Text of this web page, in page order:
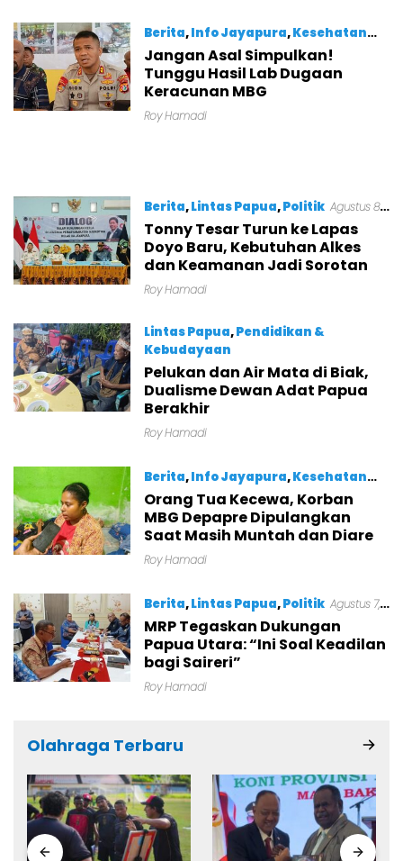
Berita,Info Jayapura,Kesehatan
Agustus 8, 2026
Jangan Asal Simpulkan!
Tunggu Hasil Lab Dugaan
Keracunan MBG
Roy Hamadi
Berita,Lintas Papua,Politik Agustus 8,
2026
Tonny Tesar Turun ke Lapas
Doyo Baru, Kebutuhan Alkes
dan Keamanan Jadi Sorotan
Roy Hamadi
Lintas Papua,Pendidikan &
Kebudayaan
Agustus 8, 2026
Pelukan dan Air Mata di Biak,
Dualisme Dewan Adat Papua
Berakhir
Roy Hamadi
Berita,Info Jayapura,Kesehatan
Agustus 7, 2026
Orang Tua Kecewa, Korban
MBG Depapre Dipulangkan
Saat Masih Muntah dan Diare
Roy Hamadi
Berita,Lintas Papua,Politik Agustus 7,
2026
MRP Tegaskan Dukungan
Papua Utara: “Ini Soal Keadilan
bagi Saireri”
Roy Hamadi
Olahraga Terbaru